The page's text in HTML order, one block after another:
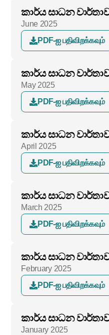
කාර්ය සාධන
June 2025
PDF-ஐ பதிவிறக்கவும்
කාර්ය සාධන
May 2025
PDF-ஐ பதிவிறக்கவும்
කාර්ය සාධන
April 2025
PDF-ஐ பதிவிறக்கவும்
කාර්ය සාධන
March 2025
PDF-ஐ பதிவிறக்கவும்
කාර්ය සාධන
February 2025
PDF-ஐ பதிவிறக்கவும்
කාර්ය සාධන
January 2025